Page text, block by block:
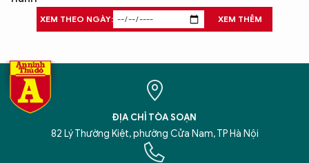
XEM THEO NGÀY: XEM THÊM
ĐỊA CHỈ TÒA SOẠN
82 Lý Thường Kiệt, phường Cửa Nam, TP Hà Nội